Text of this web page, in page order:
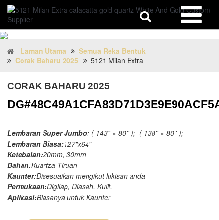
Laman Utama
Semua Reka Bentuk
Corak Baharu 2025
5121 Milan Extra
CORAK BAHARU 2025
Lembaran Super Jumbo: ( 143'' × 80'' ); ( 138'' × 80'' );
Lembaran Biasa:127"x64"
Ketebalan:20mm, 30mm
Bahan:Kuartza Tiruan
Kaunter:Disesuaikan mengikut lukisan anda
Permukaan:Digilap, Diasah, Kulit.
Aplikasi:Biasanya untuk Kaunter